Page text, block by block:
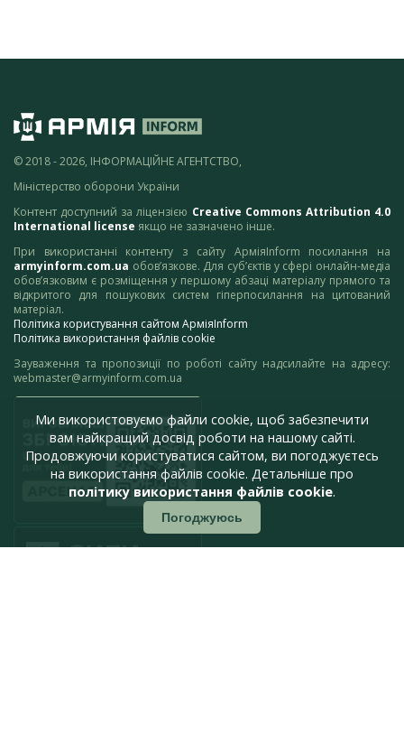
© 2018 - 2026, ІНФОРМАЦІЙНЕ АГЕНТСТВО,
Міністерство оборони України
Контент доступний за ліцензією Creative Commons Attribution 4.0
International license якщо не зазначено інше.
При використанні контенту з сайту АрміяInform посилання на
armyinform.com.ua обов’язкове. Для суб’єктів у сфері онлайн-медіа
обов’язковим є розміщення у першому абзаці матеріалу прямого та
відкритого для пошукових систем гіперпосилання на цитований
матеріал.
Політика користування сайтом АрміяInform
Політика використання файлів cookie
Зауваження та пропозиції по роботі сайту надсилайте на адресу:
webmaster@armyinform.com.ua
Ми використовуємо файли cookie, щоб забезпечити
вам найкращий досвід роботи на нашому сайті.
Продовжуючи користуватися сайтом, ви погоджуєтесь
на використання файлів cookie. Детальніше про
політику використання файлів cookie.
Погоджуюсь